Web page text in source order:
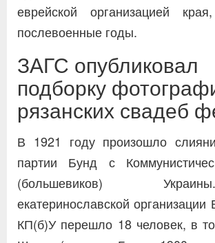
еврейской организацией
послевоенные годы.
ЗАГС опубликовал
подборку
рязанских свадеб
В 1921 году произошло
партии Бунд с
(большевиков)
екатеринославской
КП(б)У перешло 18 человек, в